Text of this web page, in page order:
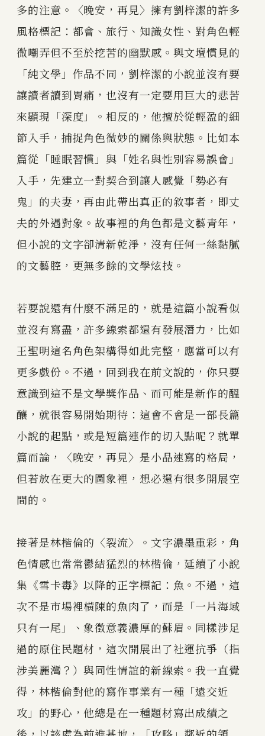
多的注意。〈晚安，再見〉擁有劉梓潔的許多
風格標記：都會、旅行、知識女性、對角色輕
微嘲弄但不至於挖苦的幽默感。與文壇慣見的
「純文學」作品不同，劉梓潔的小說並沒有要
讓讀者讀到胃痛，也沒有一定要用巨大的悲苦
來顯現「深度」。相反的，他擅於從輕盈的細
節入手，捕捉角色微妙的關係與狀態。比如本
篇從「睡眠習慣」與「姓名與性別容易誤會」
入手，先建立一對契合到讓人感覺「勢必有
鬼」的夫妻，再由此帶出真正的敘事者，即丈
夫的外遇對象。故事裡的角色都是文藝青年，
但小說的文字卻清新乾淨，沒有任何一絲黏膩
的文藝腔，更無多餘的文學炫技。
若要說還有什麼不滿足的，就是這篇小說看似
並沒有寫盡，許多線索都還有發展潛力，比如
王聖明這名角色架構得如此完整，應當可以有
更多戲份。不過，回到我在前文說的，你只要
意識到這不是文學獎作品、而可能是新作的醞
釀，就很容易開始期待：這會不會是一部長篇
小說的起點，或是短篇連作的切入點呢？就單
篇而論，〈晚安，再見〉是小品速寫的格局，
但若放在更大的圖象裡，想必還有很多開展空
間的。
接著是林楷倫的〈裂流〉。文字濃墨重彩，角
色情感也常常鬱結猛烈的林楷倫，延續了小說
集《雪卡毒》以降的正字標記：魚。不過，這
次不是市場裡橫陳的魚肉了，而是「一片海域
只有一尾」、象徵意義濃厚的蘇眉。同樣涉足
過的原住民題材，這次開展出了社運抗爭（指
涉美麗灣？）與同性情誼的新線索。我一直覺
得，林楷倫對他的寫作事業有一種「遠交近
攻」的野心，他總是在一種題材寫出成績之